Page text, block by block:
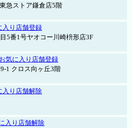
急ストア鎌倉店5階
入り店舗登録
5番1号ヤオコー川崎枡形店3F
お気に入り店舗登録
1 クロス向ヶ丘3階
入り店舗解除
入り店舗解除